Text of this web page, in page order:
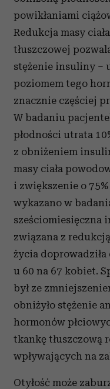
powikłaniami
Redukcja masy
tłuszczowej
stężenie insuliny –
poziomem tego
znacznie częściej
W badaniu
płodności utrata
z obniżeniem
masy ciała
i zwiększenie o
wykazano w
sześciomiesięczna
związana z
życia
u 60 na 67 kobiet.
był ze
obniżyło stężenie
hormonów
tkankę tłuszczową
wpływających na
Otyłość może